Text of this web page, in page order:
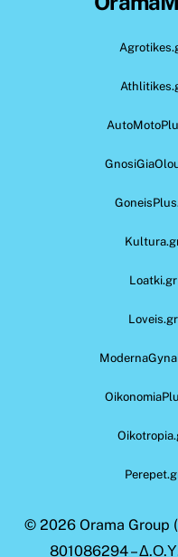
Loatki.gr
Loveis.gr
© 2026 Orama Group
801086294 –